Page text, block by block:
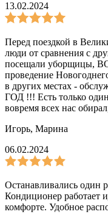
13.02.2024
Перед поездкой в
люди от сравнения с
посещали уборщицы,
проведение
в других местах -
ГОД !!! Есть только
вовремя всех нас
Игорь, Марина
06.02.2024
Останавливались один
Кондиционер работает
комфорте. Удобное